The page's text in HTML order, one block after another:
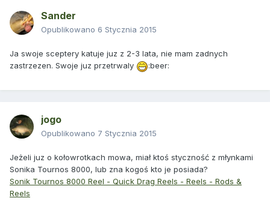
Sander
Opublikowano 6 Stycznia 2015
Ja swoje sceptery katuje juz z 2-3 lata, nie mam zadnych
zastrzezen. Swoje juz przetrwaly
:beer:
jogo
Opublikowano 7 Stycznia 2015
Jeżeli juz o kołowrotkach mowa, miał ktoś styczność z młynkami
Sonika Tournos 8000, lub zna kogoś kto je posiada?
Sonik Tournos 8000 Reel - Quick Drag Reels - Reels - Rods &
Reels